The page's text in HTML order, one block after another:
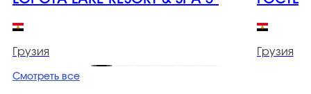
Грузия Грузия
Смотреть все